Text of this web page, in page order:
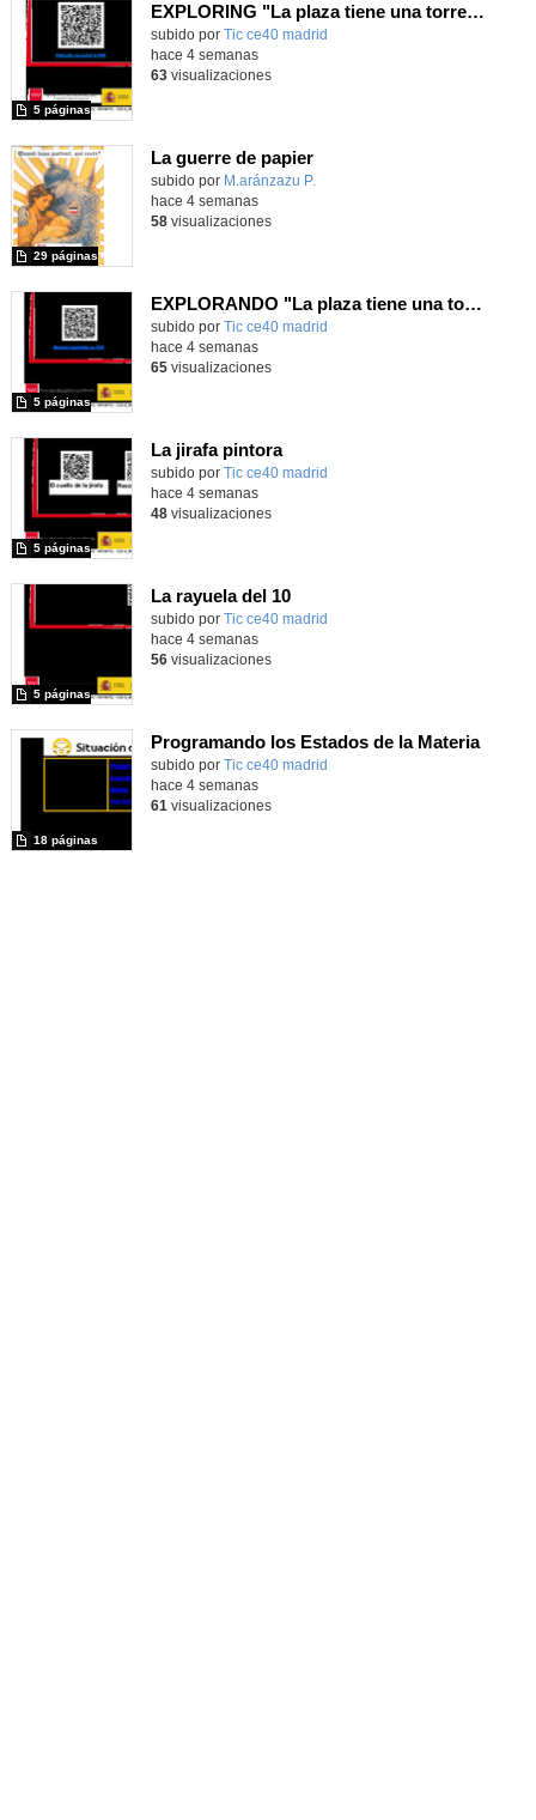
EXPLORING "La plaza tiene una torre" with MachaBOT
subido por Tic ce40 madrid
5 páginas
hace 4 semanas
63visualizaciones
La guerre de papier
Contenido educativo.
subido por M.aránzazu P.
29 páginas
hace 4 semanas
58visualizaciones
EXPLORANDO "La plaza tiene una torre" con MachaBOT
subido por Tic ce40 madrid
5 páginas
hace 4 semanas
65visualizaciones
La jirafa pintora
subido por Tic ce40 madrid
5 páginas
hace 4 semanas
48visualizaciones
La rayuela del 10
subido por Tic ce40 madrid
5 páginas
hace 4 semanas
56visualizaciones
Programando los Estados de la Materia
subido por Tic ce40 madrid
18 páginas
hace 4 semanas
61 visualizaciones